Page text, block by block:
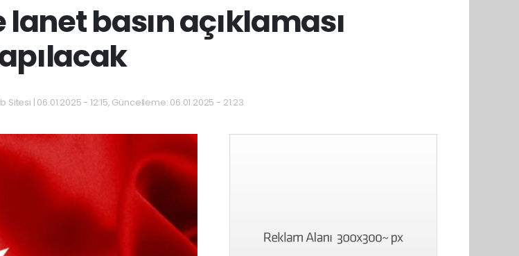
basın açıklaması
| 06.01.2025 - 12:15, Güncelleme: 06.01.2025 - 21:23